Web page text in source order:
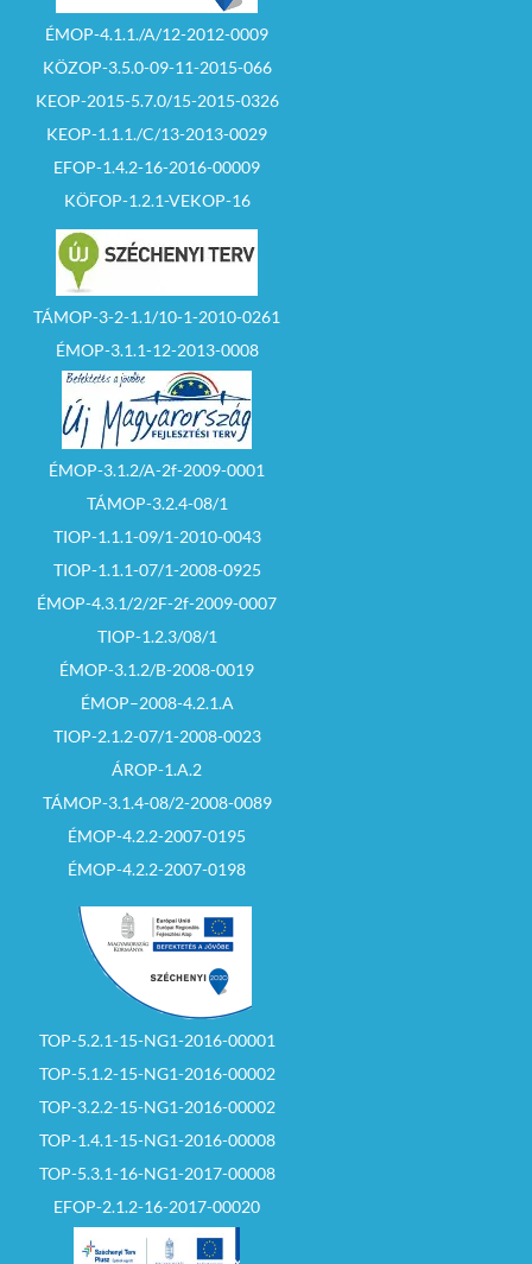
ÉMOP-4.1.1./A/12-2012-0009
KÖZOP-3.5.0-09-11-2015-066
KEOP-2015-5.7.0/15-2015-0326
KEOP-1.1.1./C/13-2013-0029
EFOP-1.4.2-16-2016-00009
KÖFOP-1.2.1-VEKOP-16
TÁMOP-3-2-1.1/10-1-2010-0261
ÉMOP-3.1.1-12-2013-0008
ÉMOP-3.1.2/A-2f-2009-0001
TÁMOP-3.2.4-08/1
TIOP-1.1.1-09/1-2010-0043
TIOP-1.1.1-07/1-2008-0925
ÉMOP-4.3.1/2/2F-2f-2009-0007
TIOP-1.2.3/08/1
ÉMOP-3.1.2/B-2008-0019
ÉMOP–2008-4.2.1.A
TIOP-2.1.2-07/1-2008-0023
ÁROP-1.A.2
TÁMOP-3.1.4-08/2-2008-0089
ÉMOP-4.2.2-2007-0195
ÉMOP-4.2.2-2007-0198
TOP-5.2.1-15-NG1-2016-00001
TOP-5.1.2-15-NG1-2016-00002
TOP-3.2.2-15-NG1-2016-00002
TOP-1.4.1-15-NG1-2016-00008
TOP-5.3.1-16-NG1-2017-00008
EFOP-2.1.2-16-2017-00020